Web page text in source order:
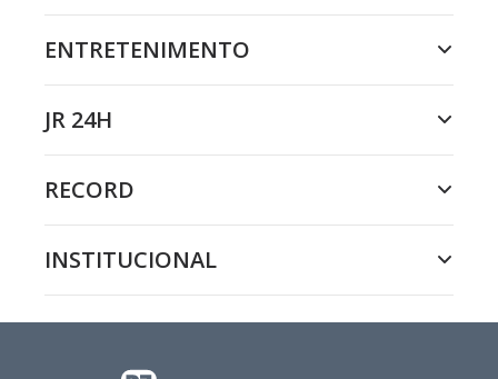
ENTRETENIMENTO
JR 24H
RECORD
INSTITUCIONAL